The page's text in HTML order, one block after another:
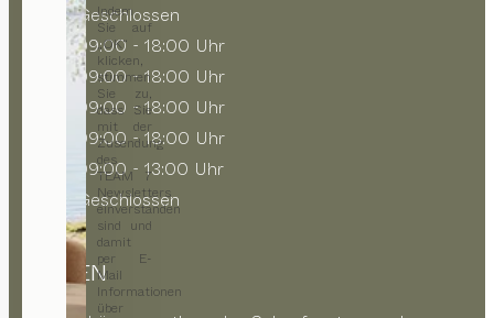
Indem
Sie auf
„OK“
klicken,
stimmen
Sie zu,
dass Sie
mit der
Zusendung
des
TEAM 7
Newsletters
einverstanden
sind und
damit
per E-
Mail
Informationen
über
Geschlossen
09:00 - 18:00 Uhr
09:00 - 18:00 Uhr
09:00 - 18:00 Uhr
09:00 - 18:00 Uhr
09:00 - 13:00 Uhr
Geschlossen
PARKEN